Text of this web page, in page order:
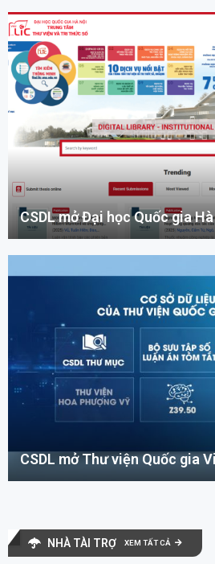
CSDL mở Đại học Quốc gia
CSDL mở Thư viện Quốc gia
NHÀ TÀI TRỢ XEM TẤT CẢ